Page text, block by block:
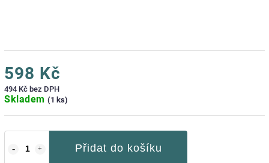
598 Kč
494 Kč bez DPH
Skladem (1 ks)
Přidat do košíku